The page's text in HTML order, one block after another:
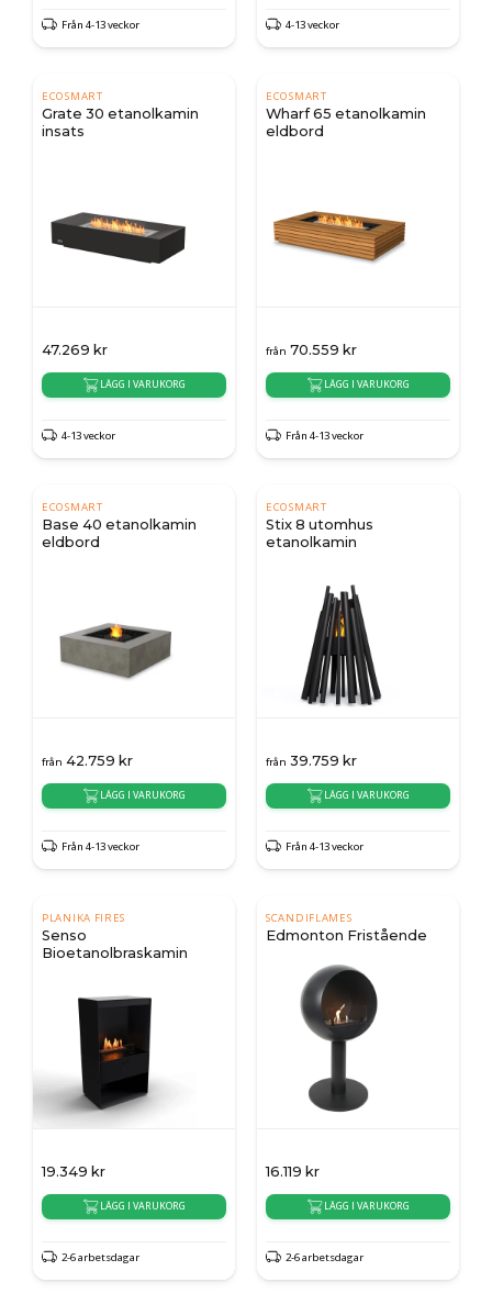
Från 4-13 veckor 4-13 veckor
ECOSMART
Grate 30 etanolkamin
insats
47.269 kr
LÄGG I VARUKORG
4-13 veckor
ECOSMART
Wharf 65 etanolkamin
eldbord
från 70.559 kr
LÄGG I VARUKORG
Från 4-13 veckor
ECOSMART
Base 40 etanolkamin
eldbord
från 42.759 kr
LÄGG I VARUKORG
Från 4-13 veckor
ECOSMART
Stix 8 utomhus
etanolkamin
från 39.759 kr
LÄGG I VARUKORG
Från 4-13 veckor
PLANIKA FIRES
Senso
Bioetanolbraskamin
19.349 kr
LÄGG I VARUKORG
2-6 arbetsdagar
SCANDIFLAMES
Edmonton Fristående
16.119 kr
LÄGG I VARUKORG
2-6 arbetsdagar